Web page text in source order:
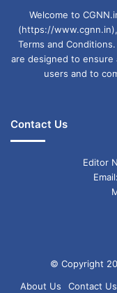
Welcome to
(https://
Terms and
are designed to ensure
users and to
Contact Us
Editor
© Copyright
About Us
Contact Us